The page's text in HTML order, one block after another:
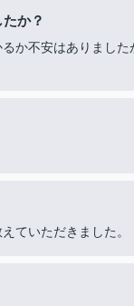
か？
か不安はありまし
ていただきました。